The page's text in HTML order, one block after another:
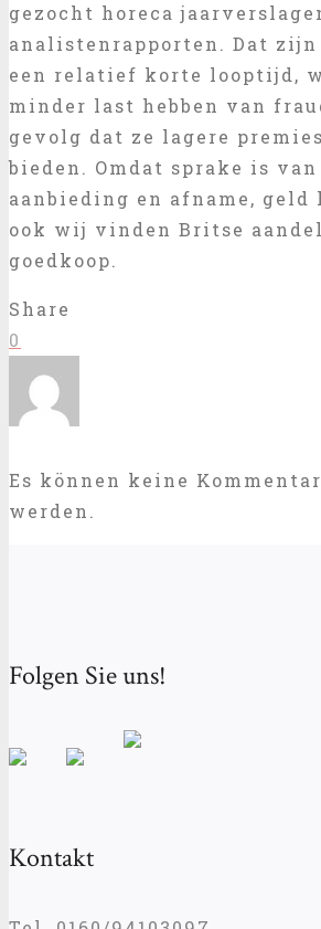
gezocht horeca
analistenrapporten. Dat
een relatief korte looptijd,
minder last hebben van
gevolg dat ze lagere
bieden. Omdat sprake is
aanbieding en afname, geld
ook wij vinden Britse
goedkoop.
Share
0
Es können keine
werden.
Folgen Sie uns!
Kontakt